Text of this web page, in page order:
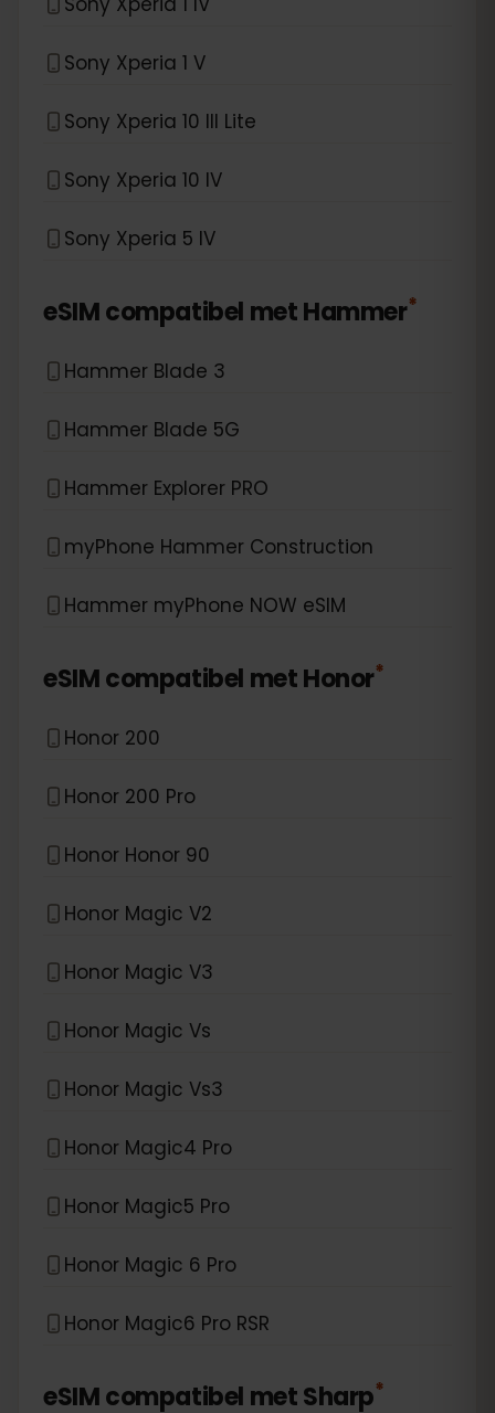
Sony Xperia 1 V
Sony Xperia 10 III Lite
Sony Xperia 10 IV
Sony Xperia 5 IV
eSIM compatibel metHammer*
Hammer Blade 3
Hammer Blade 5G
Hammer Explorer PRO
myPhone Hammer Construction
Hammer myPhone NOW eSIM
eSIM compatibel metHonor*
Honor 200
Honor 200 Pro
Honor Honor 90
Honor Magic V2
Honor Magic V3
Honor Magic Vs
Honor Magic Vs3
Honor Magic4 Pro
Honor Magic5 Pro
Honor Magic 6 Pro
Honor Magic6 Pro RSR
eSIM compatibel metSharp*